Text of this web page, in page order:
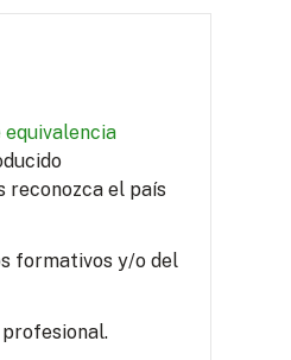
equivalencia
reconozca el país
formativos y/o del